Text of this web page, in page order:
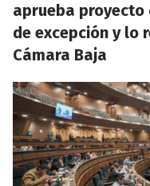
aprueba proyecto
de excepción y lo
Cámara Baja